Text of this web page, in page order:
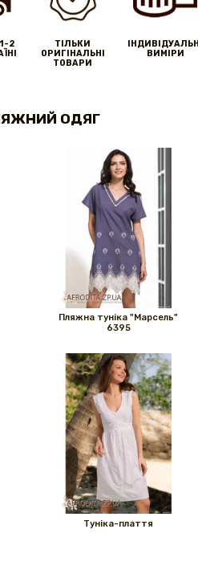
2
ТІЛЬКИ
ОРИГІНАЛЬНІ
ТОВАРИ
ВИМІРИ
ОДЯГ
Пляжна туніка "Марсель"
6395
Туніка-плаття